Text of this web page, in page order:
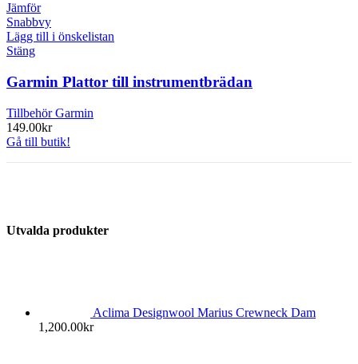
Jämför
Snabbvy
Lägg till i önskelistan
Stäng
Garmin Plattor till instrumentbrädan
Tillbehör Garmin
149.00kr
Gå till butik!
Utvalda produkter
Aclima Designwool Marius Crewneck Dam
1,200.00kr